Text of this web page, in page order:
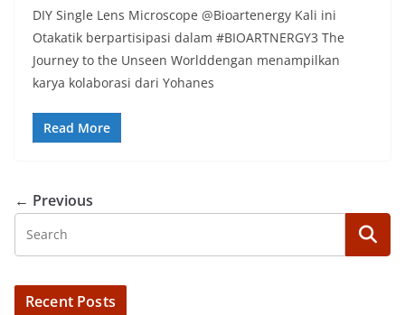
DIY Single Lens Microscope @Bioartenergy Kali ini
Otakatik berpartisipasi dalam #BIOARTNERGY3 The
Journey to the Unseen Worlddengan menampilkan
karya kolaborasi dari Yohanes
Read More
← Previous
Recent Posts